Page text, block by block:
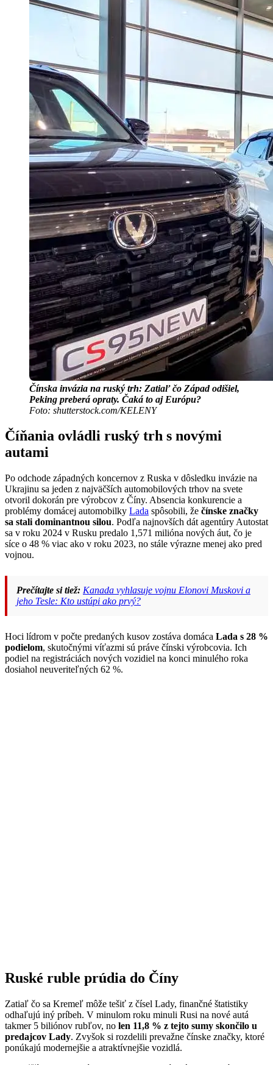
Čínska invázia na ruský trh: Zatiaľ čo Západ odišiel,
Peking preberá opraty. Čaká to aj Európu?
Foto: shutterstock.com/KELENY
Číňania ovládli ruský trh s novými
autami
Po odchode západných koncernov z Ruska v dôsledku invázie na
Ukrajinu sa jeden z najväčších automobilových trhov na svete
otvoril dokorán pre výrobcov z Číny. Absencia konkurencie a
problémy domácej automobilky Lada spôsobili, že čínske značky
sa stali dominantnou silou. Podľa najnovších dát agentúry Autostat
sa v roku 2024 v Rusku predalo 1,571 milióna nových áut, čo je
síce o 48 % viac ako v roku 2023, no stále výrazne menej ako pred
vojnou.
Prečítajte si tiež: Kanada vyhlasuje vojnu Elonovi Muskovi a
jeho Tesle: Kto ustúpi ako prvý?
Hoci lídrom v počte predaných kusov zostáva domáca Lada s 28 %
podielom, skutočnými víťazmi sú práve čínski výrobcovia. Ich
podiel na registráciách nových vozidiel na konci minulého roka
dosiahol neuveriteľných 62 %.
Ruské ruble prúdia do Číny
Zatiaľ čo sa Kremeľ môže tešiť z čísel Lady, finančné štatistiky
odhaľujú iný príbeh. V minulom roku minuli Rusi na nové autá
takmer 5 biliónov rubľov, no len 11,8 % z tejto sumy skončilo u
predajcov Lady. Zvyšok si rozdelili prevažne čínske značky, ktoré
ponúkajú modernejšie a atraktívnejšie vozidlá.